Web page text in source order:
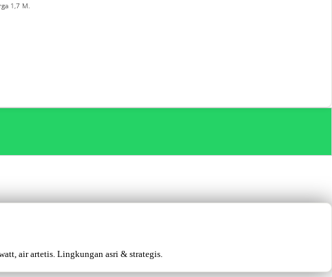
1,7 M.
air artetis. Lingkungan asri & strategis.